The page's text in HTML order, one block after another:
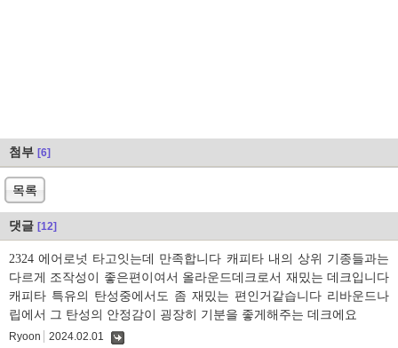
첨부 [6]
목록
댓글 [12]
2324 에어로넛 타고잇는데 만족합니다 캐피타 내의 상위 기종들과는
다르게 조작성이 좋은편이여서 올라운드데크로서 재밌는 데크입니다
캐피타 특유의 탄성중에서도 좀 재밌는 편인거같습니다 리바운드나
립에서 그 탄성의 안정감이 굉장히 기분을 좋게해주는 데크에요
Ryoon 2024.02.01